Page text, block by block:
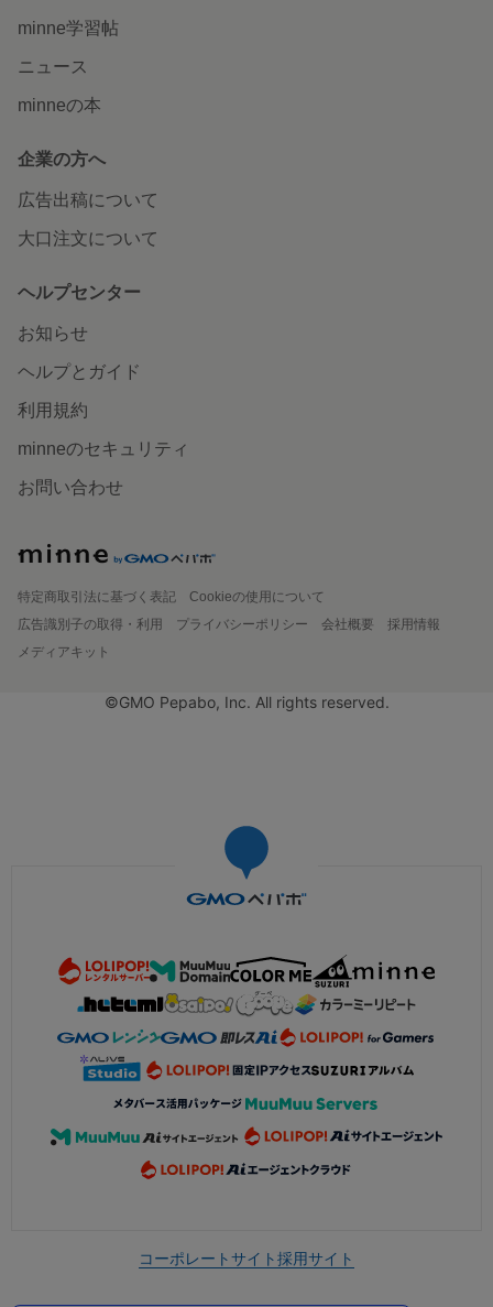
minne学習帖
ニュース
minneの本
企業の方へ
広告出稿について
大口注文について
ヘルプセンター
お知らせ
ヘルプとガイド
利用規約
minneのセキュリティ
お問い合わせ
特定商取引法に基づく表記
Cookieの使用について
広告識別子の取得・利用
プライバシーポリシー 会社概要
採用情報
メディアキット
©GMO Pepabo, Inc. All rights reserved.
コーポレートサイト採用サイト